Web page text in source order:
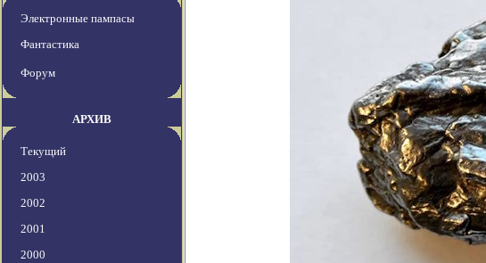
Электронные пампасы
Фантастика
Форум
АРХИВ
Текущий
2003
2002
2001
2000